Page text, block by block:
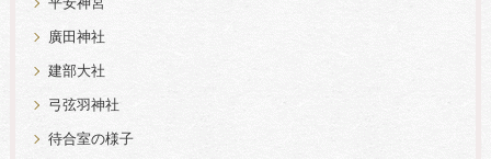
平安神宮
廣田神社
建部大社
弓弦羽神社
待合室の様子